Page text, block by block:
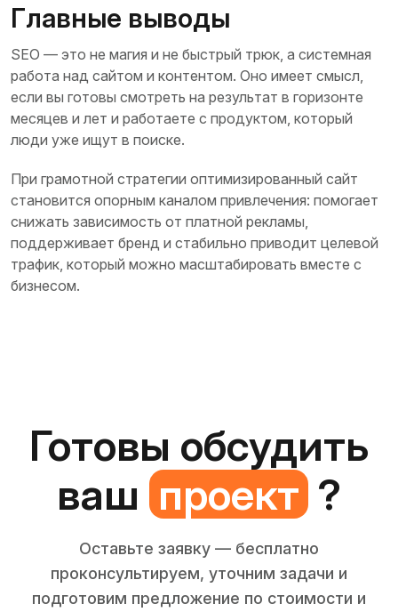
Главные выводы
SEO — это не магия и не быстрый трюк, а системная
работа над сайтом и контентом. Оно имеет смысл,
если вы готовы смотреть на результат в горизонте
месяцев и лет и работаете с продуктом, который
люди уже ищут в поиске.
При грамотной стратегии оптимизированный сайт
становится опорным каналом привлечения: помогает
снижать зависимость от платной рекламы,
поддерживает бренд и стабильно приводит целевой
трафик, который можно масштабировать вместе с
бизнесом.
Готовы обсудить
ваш проект ?
Оставьте заявку — бесплатно
проконсультируем, уточним задачи и
подготовим предложение по стоимости и